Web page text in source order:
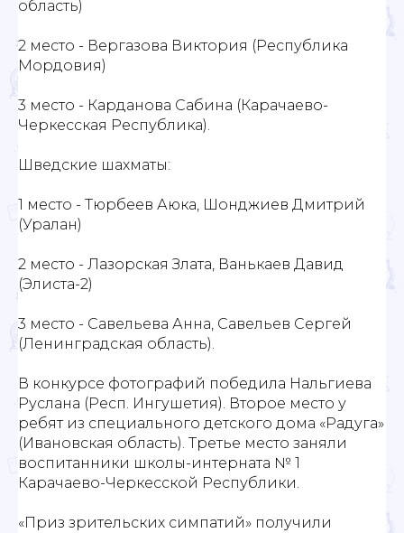
область)
2 место - Вергазова Виктория (Республика
Мордовия)
3 место - Карданова Сабина (Карачаево-
Черкесская Республика).
Шведские шахматы:
1 место - Тюрбеев Аюка, Шонджиев Дмитрий
(Уралан)
2 место - Лазорская Злата, Ванькаев Давид
(Элиста-2)
3 место - Савельева Анна, Савельев Сергей
(Ленинградская область).
В конкурсе фотографий победила Нальгиева
Руслана (Респ. Ингушетия). Второе место у
ребят из специального детского дома «Радуга»
(Ивановская область). Третье место заняли
воспитанники школы-интерната № 1
Карачаево-Черкесской Республики.
«Приз зрительских симпатий» получили